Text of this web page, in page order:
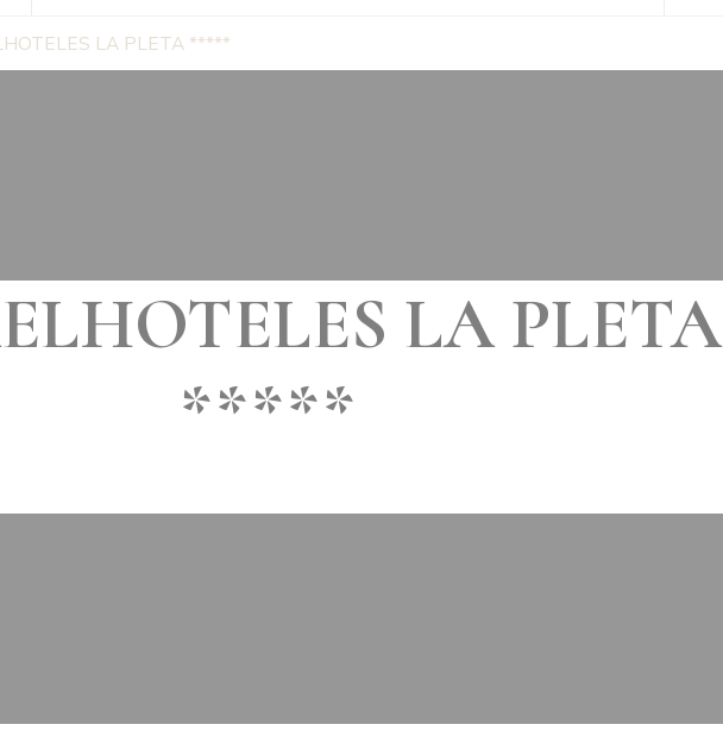
LA PLETA *****
LA PLETA
*****